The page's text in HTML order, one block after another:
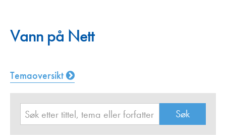
Vann på Nett
Temaoversikt